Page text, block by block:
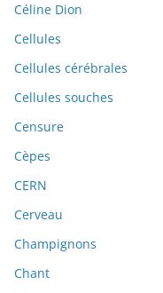
Céline Dion
Cellules
Cellules cérébrales
Cellules souches
Censure
Cèpes
CERN
Cerveau
Champignons
Chant